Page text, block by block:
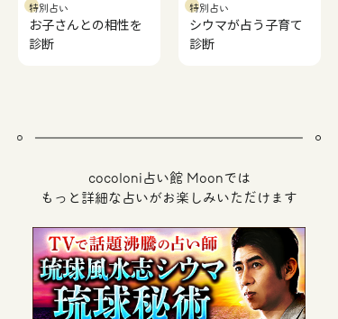
特別占い
お子さんとの相性を
診断
特別占い
シウマが占う子育て
診断
cocoloni占い館 Moonでは
もっと詳細な占いがお楽しみいただけます